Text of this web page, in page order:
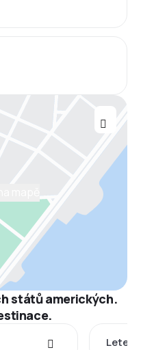
států amerických.